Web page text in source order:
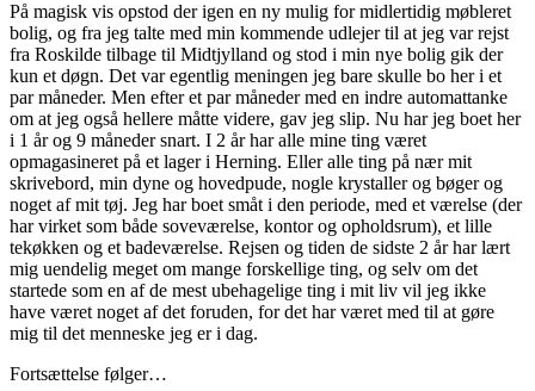
På magisk vis opstod der igen en ny mulig for midlertidig møbleret
bolig, og fra jeg talte med min kommende udlejer til at jeg var rejst
fra Roskilde tilbage til Midtjylland og stod i min nye bolig gik der
kun et døgn. Det var egentlig meningen jeg bare skulle bo her i et
par måneder. Men efter et par måneder med en indre automattanke
om at jeg også hellere måtte videre, gav jeg slip. Nu har jeg boet her
i 1 år og 9 måneder snart. I 2 år har alle mine ting været
opmagasineret på et lager i Herning. Eller alle ting på nær mit
skrivebord, min dyne og hovedpude, nogle krystaller og bøger og
noget af mit tøj. Jeg har boet småt i den periode, med et værelse (der
har virket som både soveværelse, kontor og opholdsrum), et lille
tekøkken og et badeværelse. Rejsen og tiden de sidste 2 år har lært
mig uendelig meget om mange forskellige ting, og selv om det
startede som en af de mest ubehagelige ting i mit liv vil jeg ikke
have været noget af det foruden, for det har været med til at gøre
mig til det menneske jeg er i dag.
Fortsættelse følger…